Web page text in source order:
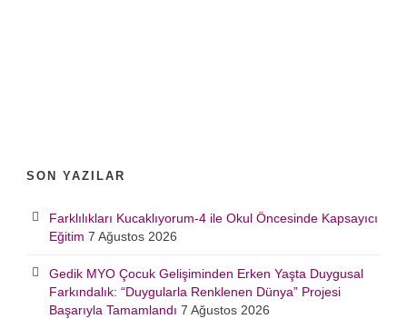
SON YAZILAR
Farklılıkları Kucaklıyorum-4 ile Okul Öncesinde Kapsayıcı
Eğitim 7 Ağustos 2026
Gedik MYO Çocuk Gelişiminden Erken Yaşta Duygusal
Farkındalık: “Duygularla Renklenen Dünya” Projesi
Başarıyla Tamamlandı 7 Ağustos 2026